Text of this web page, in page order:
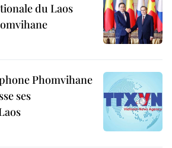
du Laos
Phomvihane
ses